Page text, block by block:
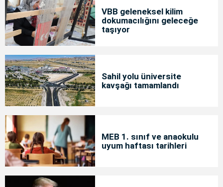
VBB geleneksel kilim
dokumacılığını geleceğe
taşıyor
Sahil yolu üniversite
kavşağı tamamlandı
MEB 1. sınıf ve anaokulu
uyum haftası tarihleri